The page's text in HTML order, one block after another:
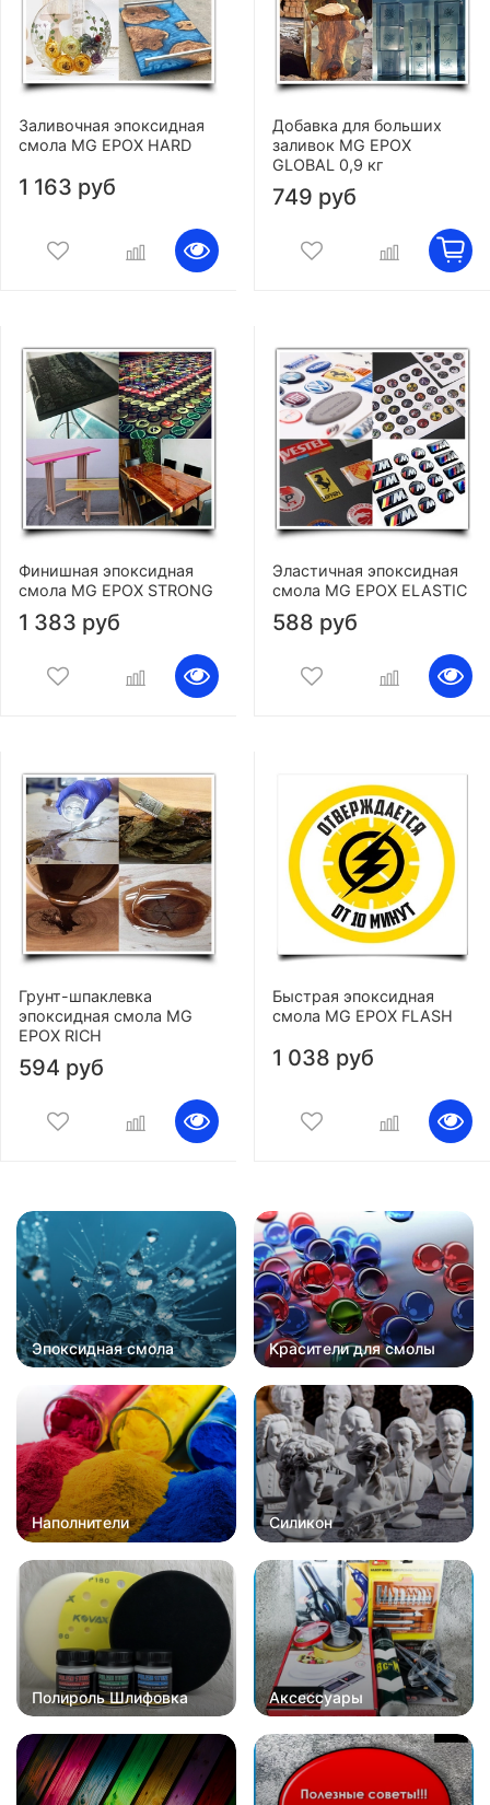
Заливочная эпоксидная
смола MG EPOX HARD
1 163 руб
Добавка для больших
заливок MG EPOX
GLOBAL 0,9 кг
749 руб
Финишная эпоксидная
смола MG EPOX STRONG
1 383 руб
Эластичная эпоксидная
смола MG EPOX ELASTIC
588 руб
Грунт-шпаклевка
эпоксидная смола MG
EPOX RICH
594 руб
Быстрая эпоксидная
смола MG EPOX FLASH
1 038 руб
Эпоксидная смола Красители для смолы
Наполнители Силикон
Полироль Шлифовка Аксессуары